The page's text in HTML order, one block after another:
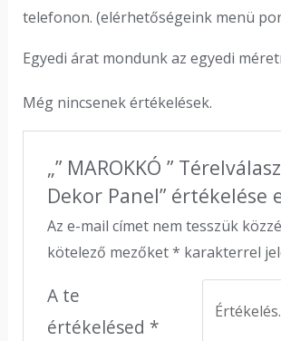
telefonon. (elérhetőségeink menü
Egyedi árat mondunk az egyedi
Még nincsenek értékelések.
„” MAROKKÓ ”
Dekor Panel” értékelése
Az e-mail címet nem tesszük
kötelező mezőket* karakterrel
A te
értékelésed *